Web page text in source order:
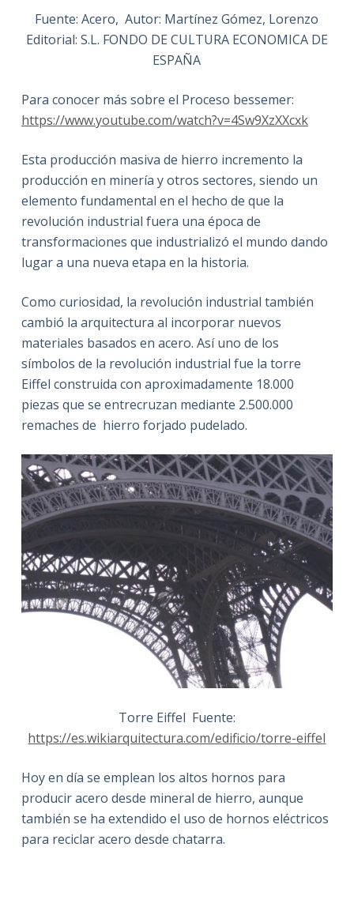
Fuente: Acero, Autor: Martínez Gómez, Lorenzo
Editorial: S.L. FONDO DE CULTURA ECONOMICA DE
ESPAÑA
Para conocer más sobre el Proceso bessemer:
https://www.youtube.com/watch?v=4Sw9XzXXcxk
Esta producción masiva de hierro incremento la
producción en minería y otros sectores, siendo un
elemento fundamental en el hecho de que la
revolución industrial fuera una época de
transformaciones que industrializó el mundo dando
lugar a una nueva etapa en la historia.
Como curiosidad, la revolución industrial también
cambió la arquitectura al incorporar nuevos
materiales basados en acero. Así uno de los
símbolos de la revolución industrial fue la torre
Eiffel construida con aproximadamente 18.000
piezas que se entrecruzan mediante 2.500.000
remaches de hierro forjado pudelado.
Torre Eiffel Fuente:
https://es.wikiarquitectura.com/edificio/torre-eiffel
Hoy en día se emplean los altos hornos para
producir acero desde mineral de hierro, aunque
también se ha extendido el uso de hornos eléctricos
para reciclar acero desde chatarra.